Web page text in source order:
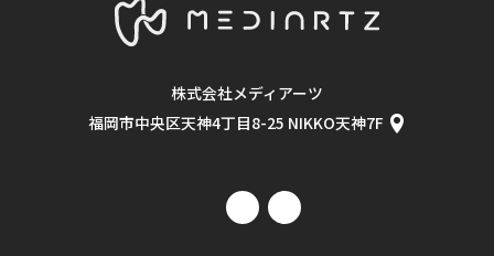
株式会社メディアーツ
福岡市中央区天神4丁目8-25 NIKKO天神7F